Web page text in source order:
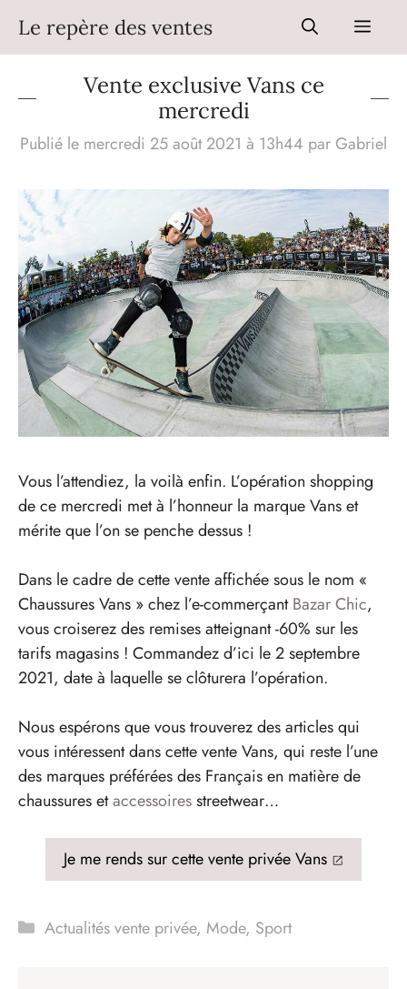
contenu
Le repère des ventes Menu
Vente exclusive Vans ce
mercredi
Publié le mercredi 25 août 2021 à 13h44 parGabriel
Vous l’attendiez, la voilà enfin. L’opération shopping
de ce mercredi met à l’honneur la marque Vans et
mérite que l’on se penche dessus !
Dans le cadre de cette vente affichée sous le nom «
Chaussures Vans » chez l’e-commerçantBazar Chic,
vous croiserez des remises atteignant -60% sur les
tarifs magasins ! Commandez d’ici le 2 septembre
2021, date à laquelle se clôturera l’opération.
Nous espérons que vous trouverez des articles qui
vous intéressent dans cette vente Vans, qui reste l’une
des marques préférées des Français en matière de
chaussures etaccessoiresstreetwear…
Je me rends sur cette vente privée Vans
Catégories
Actualités vente privée, Mode, Sport